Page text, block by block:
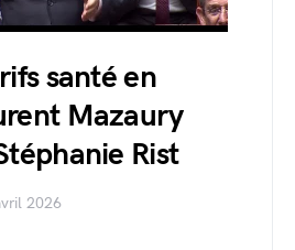
santé en
Mazaury
Rist
2026